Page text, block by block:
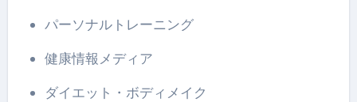
パーソナルトレーニング
健康情報メディア
ダイエット・ボディメイク